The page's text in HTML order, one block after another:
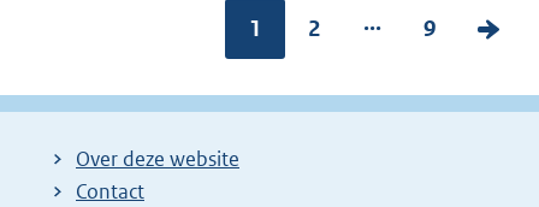
Pagina:
1
P
g
2 ...
P
g
9
V
l
Over deze website
Contact